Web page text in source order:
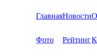
ГлавнаяНовости
Фото Рейтинг